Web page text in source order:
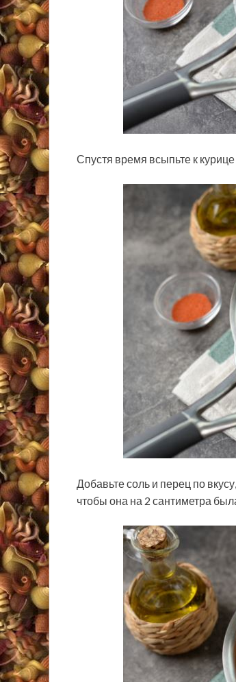
Спустя время всыпьте к
Добавьте соль и перец по
чтобы она на 2 сантиметра